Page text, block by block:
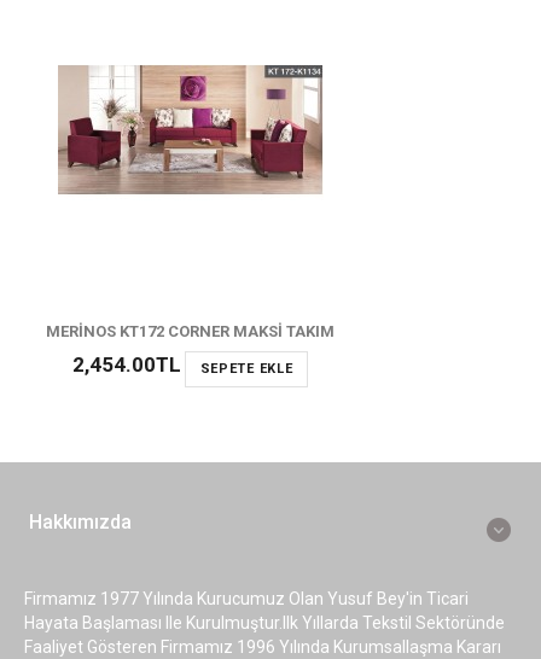
MERİNOS KT172 CORNER MAKSİ TAKIM
2,454.00TL SEPETE EKLE
Hakkımızda
Firmamız 1977 Yılında Kurucumuz Olan Yusuf Bey'in Ticari
Hayata Başlaması Ile Kurulmuştur.ilk Yıllarda Tekstil Sektöründe
Faaliyet Gösteren Firmamız 1996 Yılında Kurumsallaşma Kararı